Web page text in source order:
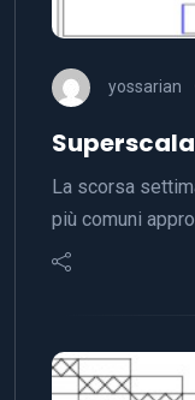
yossarian
La scorsa
più comuni